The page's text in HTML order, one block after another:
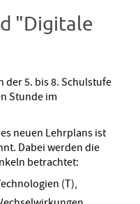
"Digitale
der 5. bis 8. Schulstufe
Stunde im
neuen Lehrplans ist
Dabei werden die
betrachtet:
(T),